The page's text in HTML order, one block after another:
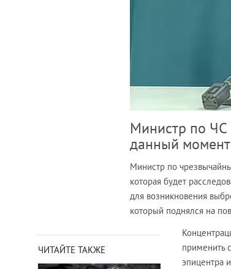
Министр по ЧС
данный момент
Министр по
которая будет
для возникновения
который поднялся на
ЧИТАЙТЕ ТАКЖЕ
применить
эпицентра